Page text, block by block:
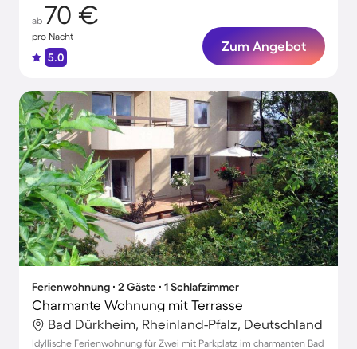
ab 70 €
pro Nacht
5.0
Zum Angebot
Ferienwohnung ∙ 2 Gäste ∙ 1 Schlafzimmer
Charmante Wohnung mit Terrasse
Bad Dürkheim, Rheinland-Pfalz, Deutschland
Idyllische Ferienwohnung für Zwei mit Parkplatz im charmanten Bad